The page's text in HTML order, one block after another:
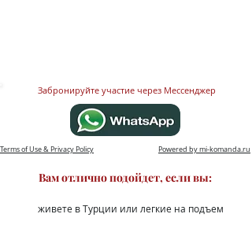
Забронируйте участие через Мессенджер
Terms of Use & Privacy Policy Powered by mi-komanda.ru
Вам отлично подойдет, если вы:
живете в Турции или легкие на подъем